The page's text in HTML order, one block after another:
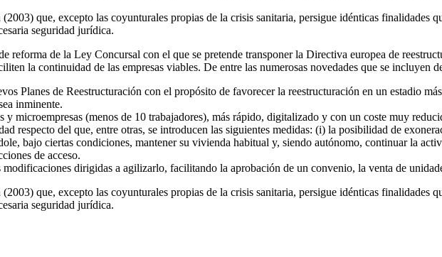
que, excepto las coyunturales propias de la crisis sanitaria, persigue idénticas finalidades
seguridad jurídica.
reforma de la Ley Concursal con el que se pretende transponer la Directiva europea de
la continuidad de las empresas viables. De entre las numerosas novedades que se incluyen
Planes de Reestructuración con el propósito de favorecer la reestructuración en un estadio
inminente.
microempresas (menos de 10 trabajadores), más rápido, digitalizado y con un coste muy
respecto del que, entre otras, se introducen las siguientes medidas: (i) la posibilidad de
bajo ciertas condiciones, mantener su vivienda habitual y, siendo autónomo, continuar la
de acceso.
dirigidas a agilizarlo, facilitando la aprobación de un convenio, la venta de
que, excepto las coyunturales propias de la crisis sanitaria, persigue idénticas finalidades
seguridad jurídica.